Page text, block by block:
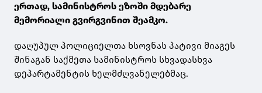
ერთად, სამინისტროს ეზოში მდებარე
მემორიალი გვირგვინით შეამკო.
დაღუპულ პოლიციელთა ხსოვნას პატივი მიაგეს
შინაგან საქმეთა სამინისტროს სხვადასხვა
დეპარტამენტის ხელმძღვანელებმაც.